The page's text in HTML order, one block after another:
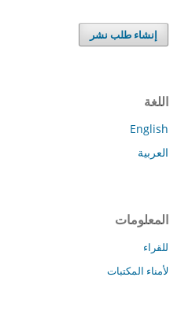
إنشاء طلب نشر
اللغة
English
العربية
المعلومات
للقراء
لأمناء المكتبات